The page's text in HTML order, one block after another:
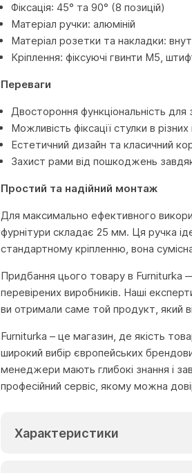
Фіксація: 45° та 90° (8 позицій)
Матеріал ручки: алюміній
Матеріал розетки та накладки:
Кріплення: фіксуючі гвинти M5,
Переваги
Двостороння функціональність для
Можливість фіксації стулки в
Естетичний дизайн та класичний
Захист рами від пошкоджень
Простий та надійний монтаж
Для максимально ефективного
фурнітури складає 25 мм. Ця ручка
стандартному кріпленню, вона
Придбання цього товару в Furniturka —
перевірених виробників. Наші
ви отримали саме той продукт, який
Furniturka – це магазин, де якість
широкий вибір європейських
менеджери мають глибокі знання і
професійний сервіс, якому можна
Характеристики